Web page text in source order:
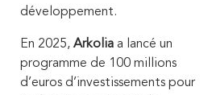
développement.
En 2025, Arkolia a lancé un
programme de 100 millions
d’euros d’investissements pour